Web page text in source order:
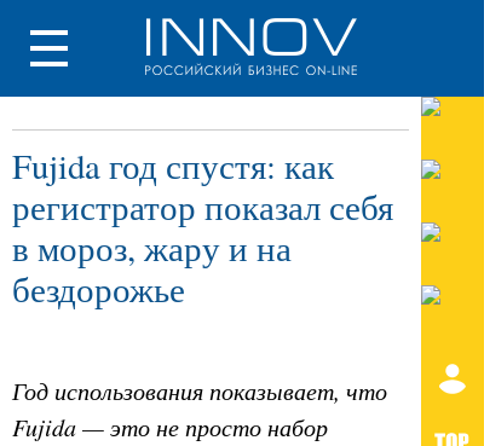
Fujida год спустя: как
регистратор показал себя
в мороз, жару и на
бездорожье
Год использования показывает, что
Fujida — это не просто набор